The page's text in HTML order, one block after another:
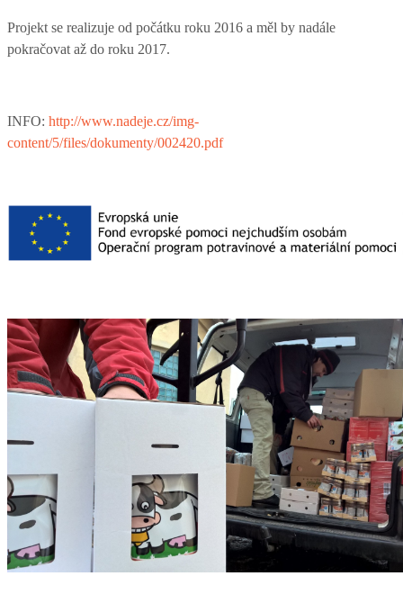
Projekt se realizuje od počátku roku 2016 a měl by nadále
pokračovat až do roku 2017.
INFO: http://www.nadeje.cz/img-
content/5/files/dokumenty/002420.pdf